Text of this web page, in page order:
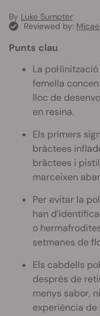
By Luke Sumpter
Reviewed by:
Punts clau
La
femella
lloc de
en resina.
Els primers
bràctees
bràctees i
marceixen
Per evitar la
han
o
setmanes de
Els cabdells
després de
menys sabor,
experiència de